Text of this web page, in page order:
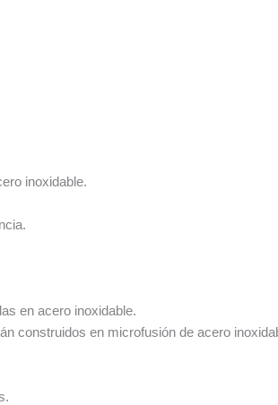
inoxidable.
en acero inoxidable.
construidos en microfusión de acero